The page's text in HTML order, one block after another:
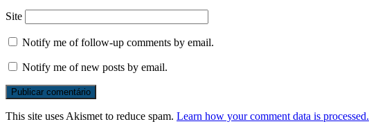
Site
Notify me of follow-up comments by email.
Notify me of new posts by email.
This site uses Akismet to reduce spam. Learn how your comment data is processed.